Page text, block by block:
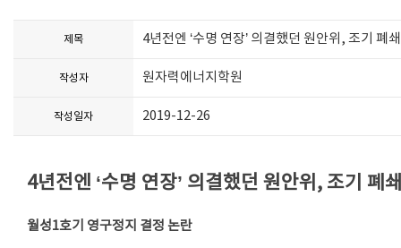
제목 4년전엔 ‘수명 연장’ 의결했던 원안위, 조기 폐
작성자 원자력에너지학원
작성일자 2019-12-26
4년전엔 ‘수명 연장’ 의결했던 원안위, 조기 폐
월성1호기 영구정지 결정 논란